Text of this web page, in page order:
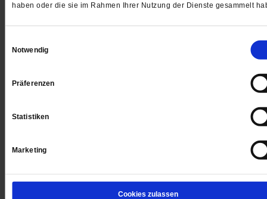
haben oder die sie im Rahmen Ihrer Nutzung der Dienste gesammelt
Notwendig
Präferenzen
Statistiken
Marketing
Cookies zulassen
Wolfram Weimer
Berliner Buchhändlerinnen wehren sich erfolgreich
den Kulturminister, der sie »Extremisten« genannt hat.